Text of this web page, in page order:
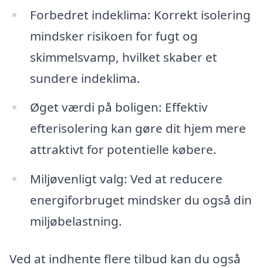
Forbedret indeklima: Korrekt isolering
mindsker risikoen for fugt og
skimmelsvamp, hvilket skaber et
sundere indeklima.
Øget værdi på boligen: Effektiv
efterisolering kan gøre dit hjem mere
attraktivt for potentielle købere.
Miljøvenligt valg: Ved at reducere
energiforbruget mindsker du også din
miljøbelastning.
Ved at indhente flere tilbud kan du også